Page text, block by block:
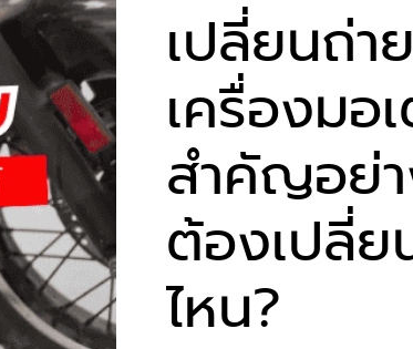
เปลี่ยนถ่า
เครื่องมอ
สำคัญอย่า
ต้องเปลี่
ไหน?